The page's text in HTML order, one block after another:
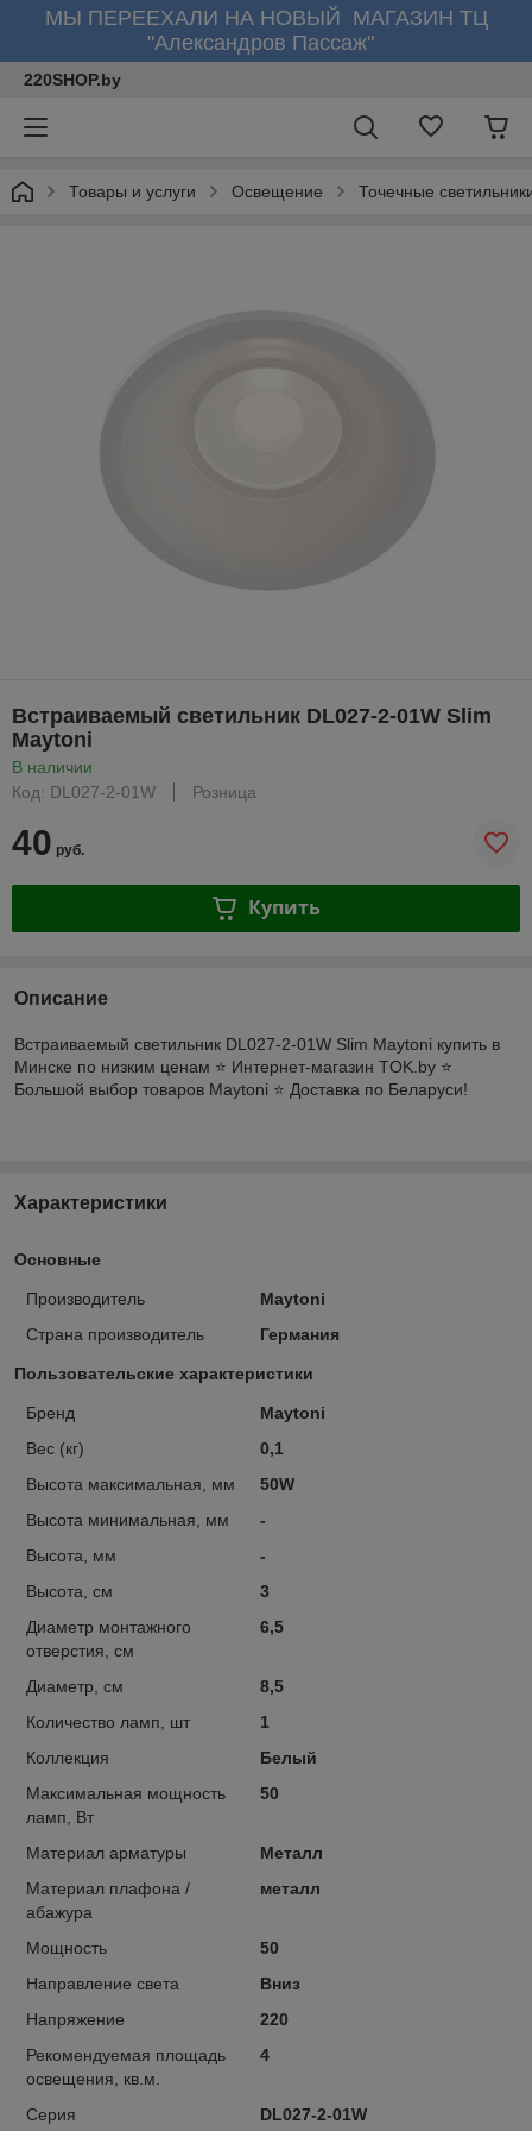
МЫ ПЕРЕЕХАЛИ НА НОВЫЙ МАГАЗИН ТЦ
"Александров Пассаж"
220SHOP.by
Товары и услуги Освещение Точечные
Встраиваемый светильник DL027-2-01W Slim
Maytoni
В наличии
Код: DL027-2-01W
Розница
40 руб.
Купить
Описание
Встраиваемый светильник DL027-2-01W Slim Maytoni купить в
Минске по низким ценам ⭐️ Интернет-магазин TOK.by ⭐️
Большой выбор товаров Maytoni ⭐️ Доставка по Беларуси!
Характеристики
Основные
Производитель
Maytoni
Страна производитель
Германия
Пользовательские характеристики
Бренд
Maytoni
Вес (кг)
0,1
Высота максимальная, мм
50W
Высота минимальная, мм
-
Высота, мм
-
Высота, см
3
Диаметр монтажного
отверстия, см
6,5
Диаметр, см
8,5
Количество ламп, шт
1
Коллекция
Белый
Максимальная мощность
ламп, Вт
50
Материал арматуры
Металл
Материал плафона /
абажура
металл
Мощность
50
Направление света
Вниз
Напряжение
220
Рекомендуемая площадь
освещения, кв.м.
4
Серия DL027-2-01W